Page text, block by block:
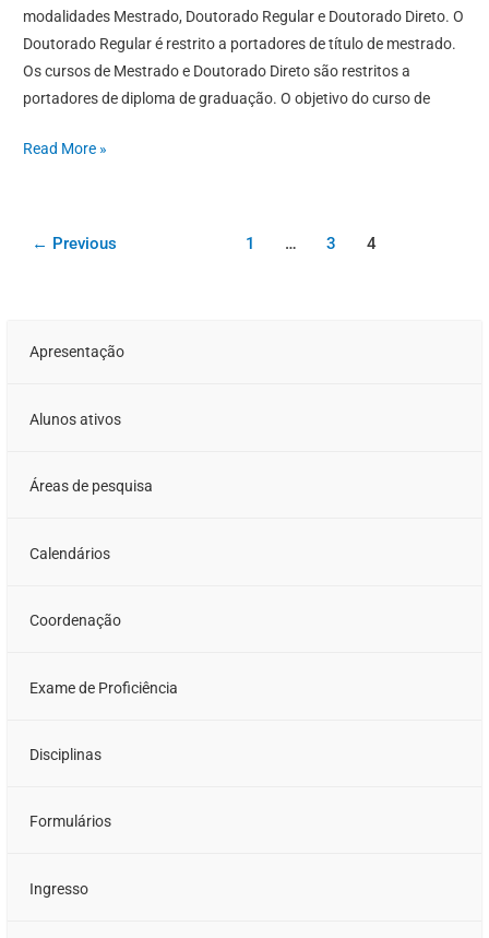
Apresentação
Alunos ativos
Áreas de pesquisa
Calendários
Coordenação
Exame de Proficiência
Disciplinas
Formulários
Ingresso
modalidades Mestrado, Doutorado Regular e Doutorado Direto. O
Doutorado Regular é restrito a portadores de título de mestrado.
Os cursos de Mestrado e Doutorado Direto são restritos a
portadores de diploma de graduação. O objetivo do curso de
Read More »
← Previous 1 … 3 4